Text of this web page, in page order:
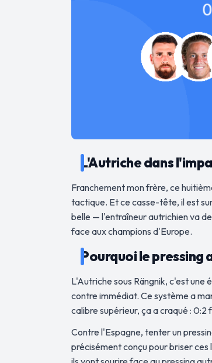
L'Autriche dans
Franchement mon frère, ce
tactique. Et ce casse-tête, il est
belle — l'entraîneur autrichien va
face aux champions d'Europe.
Pourquoi le
L'Autriche sous Rängnik, c'est une
contre immédiat. Ce système a
calibre supérieur, ça a craqué :
Contre l'Espagne, tenter un
précisément conçu pour briser